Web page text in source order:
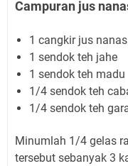
Campuran jus
1 cangkir jus nanas
1 sendok teh jahe
1 sendok teh madu
1/4 sendok teh
1/4 sendok teh
Minumlah 1/4 gelas
tersebut sebanyak 3